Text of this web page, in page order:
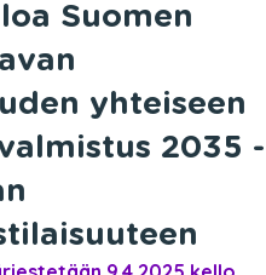
Suomen
yhteiseen
2035 -